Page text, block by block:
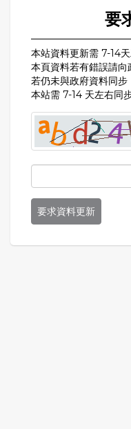
要
本站資料更新需 7-14天
本頁資料若有錯誤請向
若仍未與政府資料同步
本站需 7-14 天左右同
要求資料更新